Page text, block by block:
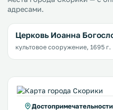
адресами.
Церковь Иоанна
культовое сооружение, 1695 г.